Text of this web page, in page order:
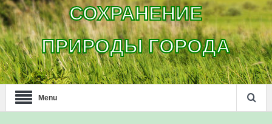
СОХРАНЕНИЕ
ПРИРОДЫ ГОРОДА
Menu